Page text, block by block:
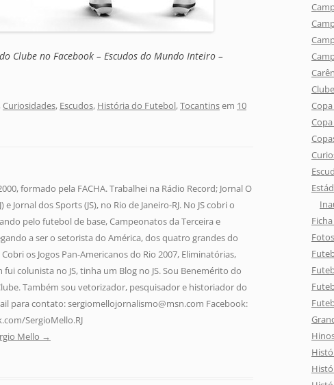
Clube no Facebook – Escudos do Mundo Inteiro –
,Curiosidades, Escudos, História do Futebol,Tocantinsem 10
formado pela FACHA. Trabalhei na Rádio Record; Jornal O
Jornal dos Sports (JS), no Rio de Janeiro-RJ. No JS cobri o
pelo futebol de base, Campeonatos da Terceira e
a ser o setorista do América, dos quatro grandes do
Cobri os Jogos Pan-Americanos do Rio 2007, Eliminatórias,
colunista no JS, tinha um Blog no JS. Sou Benemérito do
Também sou vetorizador, pesquisador e historiador do
para contato: sergiomellojornalismo@msn.com Facebook:
SergioMello.RJ
Mello →